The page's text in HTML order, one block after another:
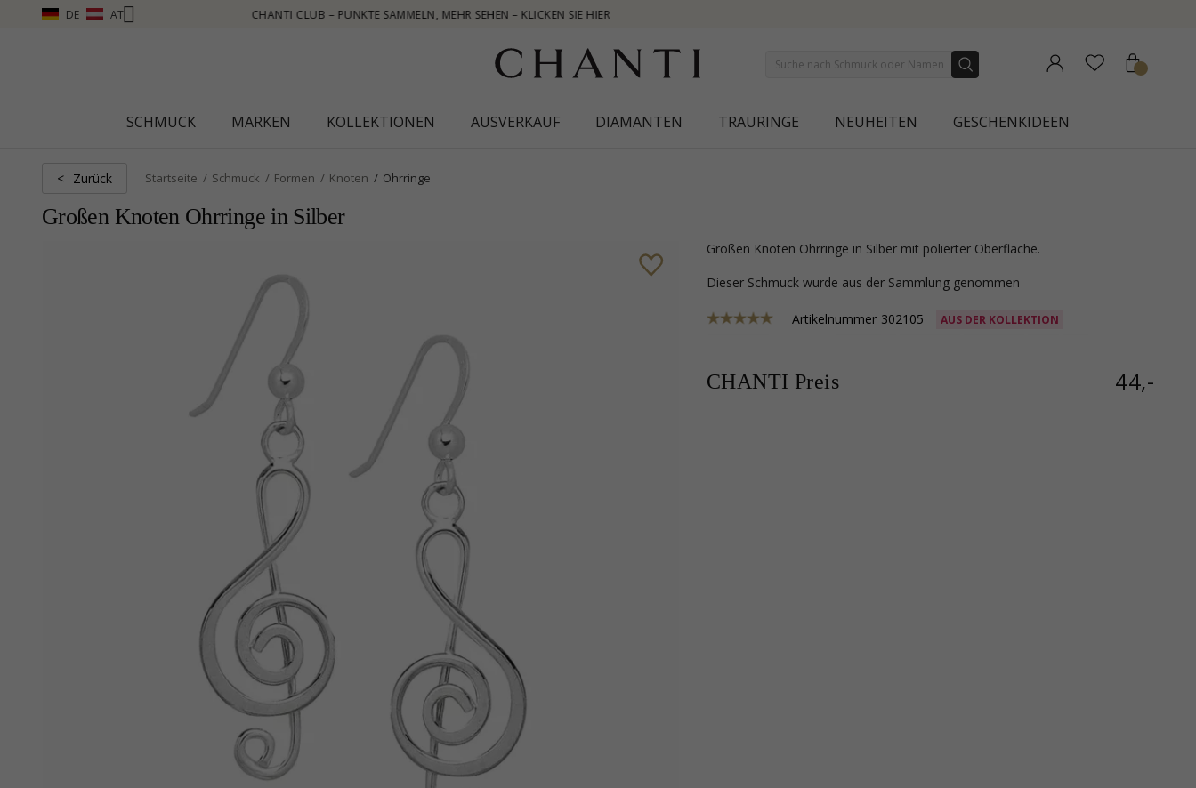
DE AT
MEHR SEHEN – KLICKEN SIE HIER
SCHMUCK MARKEN KOLLEKTIONEN AUSVERKAUF DIAMANTEN TRAURINGE NEUHEITEN GESCHENKIDEEN
< Zurück Startseite Schmuck Formen Knoten Ohrringe
Großen Knoten Ohrringe in Silber
großen Knoten Ohrringe in Silber mit polierter Oberfläche.
Dieser Schmuck wurde aus der Sammlung genommen
Artikelnummer 302105 AUS DER KOLLEKTION
CHANTI Preis 44,-